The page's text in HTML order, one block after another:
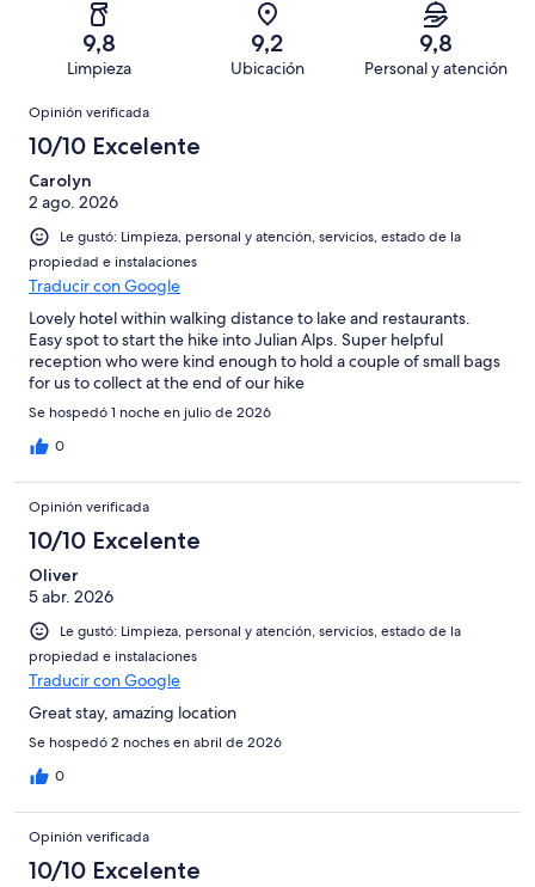
opiniones
opiniones
188
9,8
Limpieza
9,2
Ubicación
9,8
Personal y atención
Opiniones
Opinión verificada
10/10 Excelente
Carolyn
2 ago. 2026
Le gustó: Limpieza, personal y atención, servicios, estado de la
propiedad e instalaciones
Traducir con Google
Lovely hotel within walking distance to lake and restaurants.
Easy spot to start the hike into Julian Alps. Super helpful
reception who were kind enough to hold a couple of small bags
for us to collect at the end of our hike
Se hospedó 1 noche en julio de 2026
0
Opinión verificada
10/10 Excelente
Oliver
5 abr. 2026
Le gustó: Limpieza, personal y atención, servicios, estado de la
propiedad e instalaciones
Traducir con Google
Great stay, amazing location
Se hospedó 2 noches en abril de 2026
0
Opinión verificada
10/10 Excelente